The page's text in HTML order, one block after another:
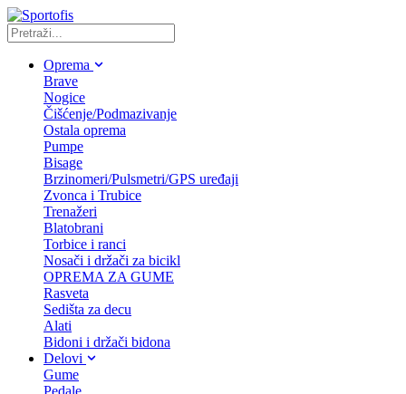
Oprema
Brave
Nogice
Čišćenje/Podmazivanje
Ostala oprema
Pumpe
Bisage
Brzinomeri/Pulsmetri/GPS uređaji
Zvonca i Trubice
Trenažeri
Blatobrani
Torbice i ranci
Nosači i držači za bicikl
OPREMA ZA GUME
Rasveta
Sedišta za decu
Alati
Bidoni i držači bidona
Delovi
Gume
Pedale